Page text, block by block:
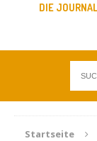
DIE
Startseite